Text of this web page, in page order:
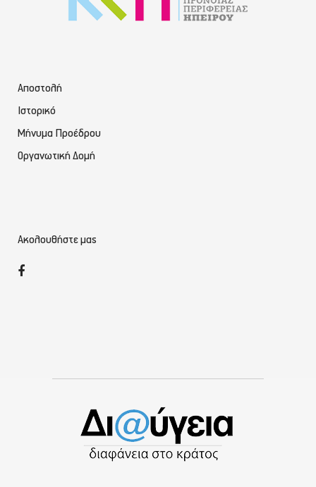
Αποστολή
Ιστορικό
Μήνυμα Προέδρου
Οργανωτική Δομή
Ακολουθήστε μας